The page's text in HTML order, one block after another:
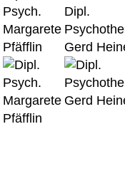
Psych.
Margarete
Pfäfflin
Dipl.
Gerd